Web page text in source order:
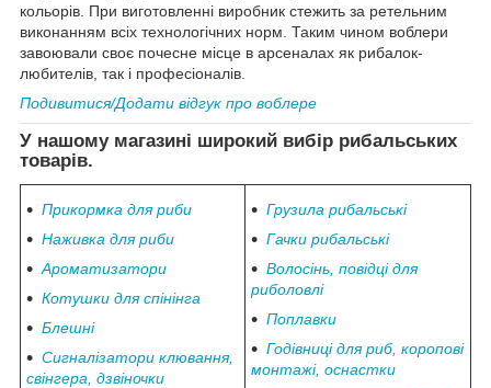
кольорів. При виготовленні виробник стежить за ретельним
виконанням всіх технологічних норм. Таким чином воблери
завоювали своє почесне місце в арсеналах як рибалок-
любителів, так і професіоналів.
Подивитися/Додати відгук про воблере
У нашому магазині широкий вибір рибальських
товарів.
Прикормка для риби
Наживка для риби
Ароматизатори
Котушки для спінінга
Блешні
Сигналізатори клювання,
свінгера, дзвіночки
Грузила рибальські
Гачки рибальські
Волосінь, повідці для
риболовлі
Поплавки
Годівниці для риб, коропові
монтажі, оснастки